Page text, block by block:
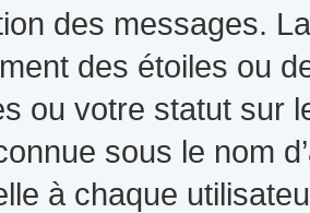
des messages.
des étoiles ou
ou votre statut sur
sous le nom
à chaque